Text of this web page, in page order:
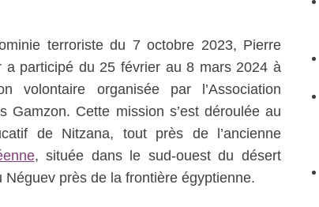
terroriste du 7 octobre 2023, Pierre
a participé du 25 février au 8 mars 2024 à
volontaire organisée par l’Association
Gamzon. Cette mission s’est déroulée au
de Nitzana, tout près de l’ancienne
, située dans le sud-ouest du désert
Néguev près de la frontière égyptienne.